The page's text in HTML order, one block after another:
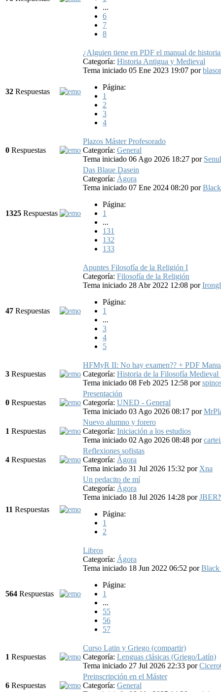
...
6
7
8
32 Respuestas
¿Alguien tiene en PDF el manual de
Categoría: Historia Antigua y Medieval
Tema iniciado 05 Ene 2023 19:07 por
Página:
1
2
3
4
0 Respuestas
Plazos Máster Profesorado
Categoría: General
Tema iniciado 06 Ago 2026 18:27 por
1325 Respuestas
Das Blaue Dasein
Categoría: Ágora
Tema iniciado 07 Ene 2024 08:20 por
Página:
1
...
131
132
133
47 Respuestas
Apuntes Filosofía de la Religión I
Categoría: Filosofía de la Religión
Tema iniciado 28 Abr 2022 12:08 por
Página:
1
...
3
4
5
3 Respuestas
HFMyR II: No hay examen?? + PDF
Categoría: Historia de la Filosofía Medieval
Tema iniciado 08 Feb 2025 12:58 por
0 Respuestas
Presentación
Categoría: UNED - General
Tema iniciado 03 Ago 2026 08:17 por
1 Respuestas
Nuevo alumno y forero
Categoría: Iniciación a los estudios
Tema iniciado 02 Ago 2026 08:48 por
4 Respuestas
Reflexiones sofistas
Categoría: Ágora
Tema iniciado 31 Jul 2026 15:32 por Xna
11 Respuestas
Un pedacito de mí
Categoría: Ágora
Tema iniciado 18 Jul 2026 14:28 por
Página:
1
2
564 Respuestas
Libros
Categoría: Ágora
Tema iniciado 18 Jun 2022 06:52 porBlack
Página:
1
...
55
56
57
1 Respuestas
Curso Latin y Griego (compartir)
Categoría: Lenguas clásicas (Griego/Latín)
Tema iniciado 27 Jul 2026 22:33 por
6 Respuestas
Preinscripción en el Máster
Categoría: General